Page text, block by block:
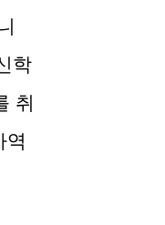
학
취
역